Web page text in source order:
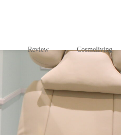
Review Cosmeliving